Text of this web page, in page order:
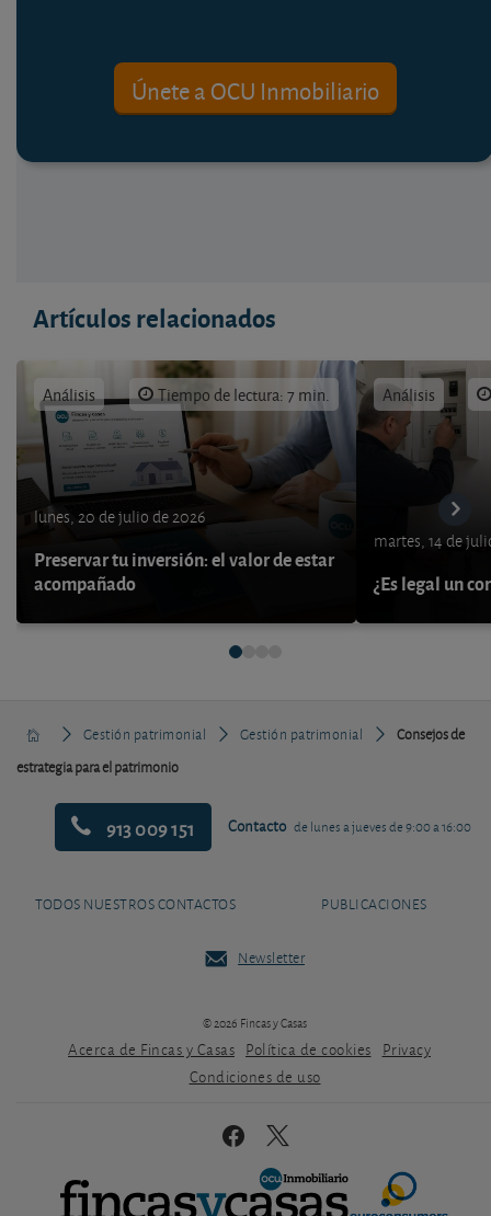
Únete a OCU Inmobiliario
Artículos relacionados
Análisis Tiempo de lectura: 7 min.
lunes, 20 de julio de 2026
Preservar tu inversión: el valor de estar
acompañado
Análisis
martes, 14 de
¿Es legal un
Gestión patrimonial Gestión patrimonial
Consejos de
estrategia para el patrimonio
913 009 151 Contacto de lunes a jueves de 9:00 a 16:00
TODOS NUESTROS CONTACTOS PUBLICACIONES
Newsletter
© 2026 Fincas y Casas
Acerca de Fincas y Casas Política de cookies
Privacy
Condiciones de uso